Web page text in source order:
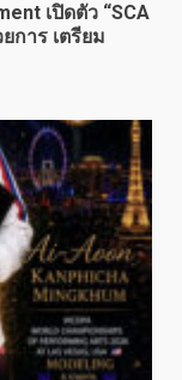
เปิดตัว “SCA
การ เตรียม